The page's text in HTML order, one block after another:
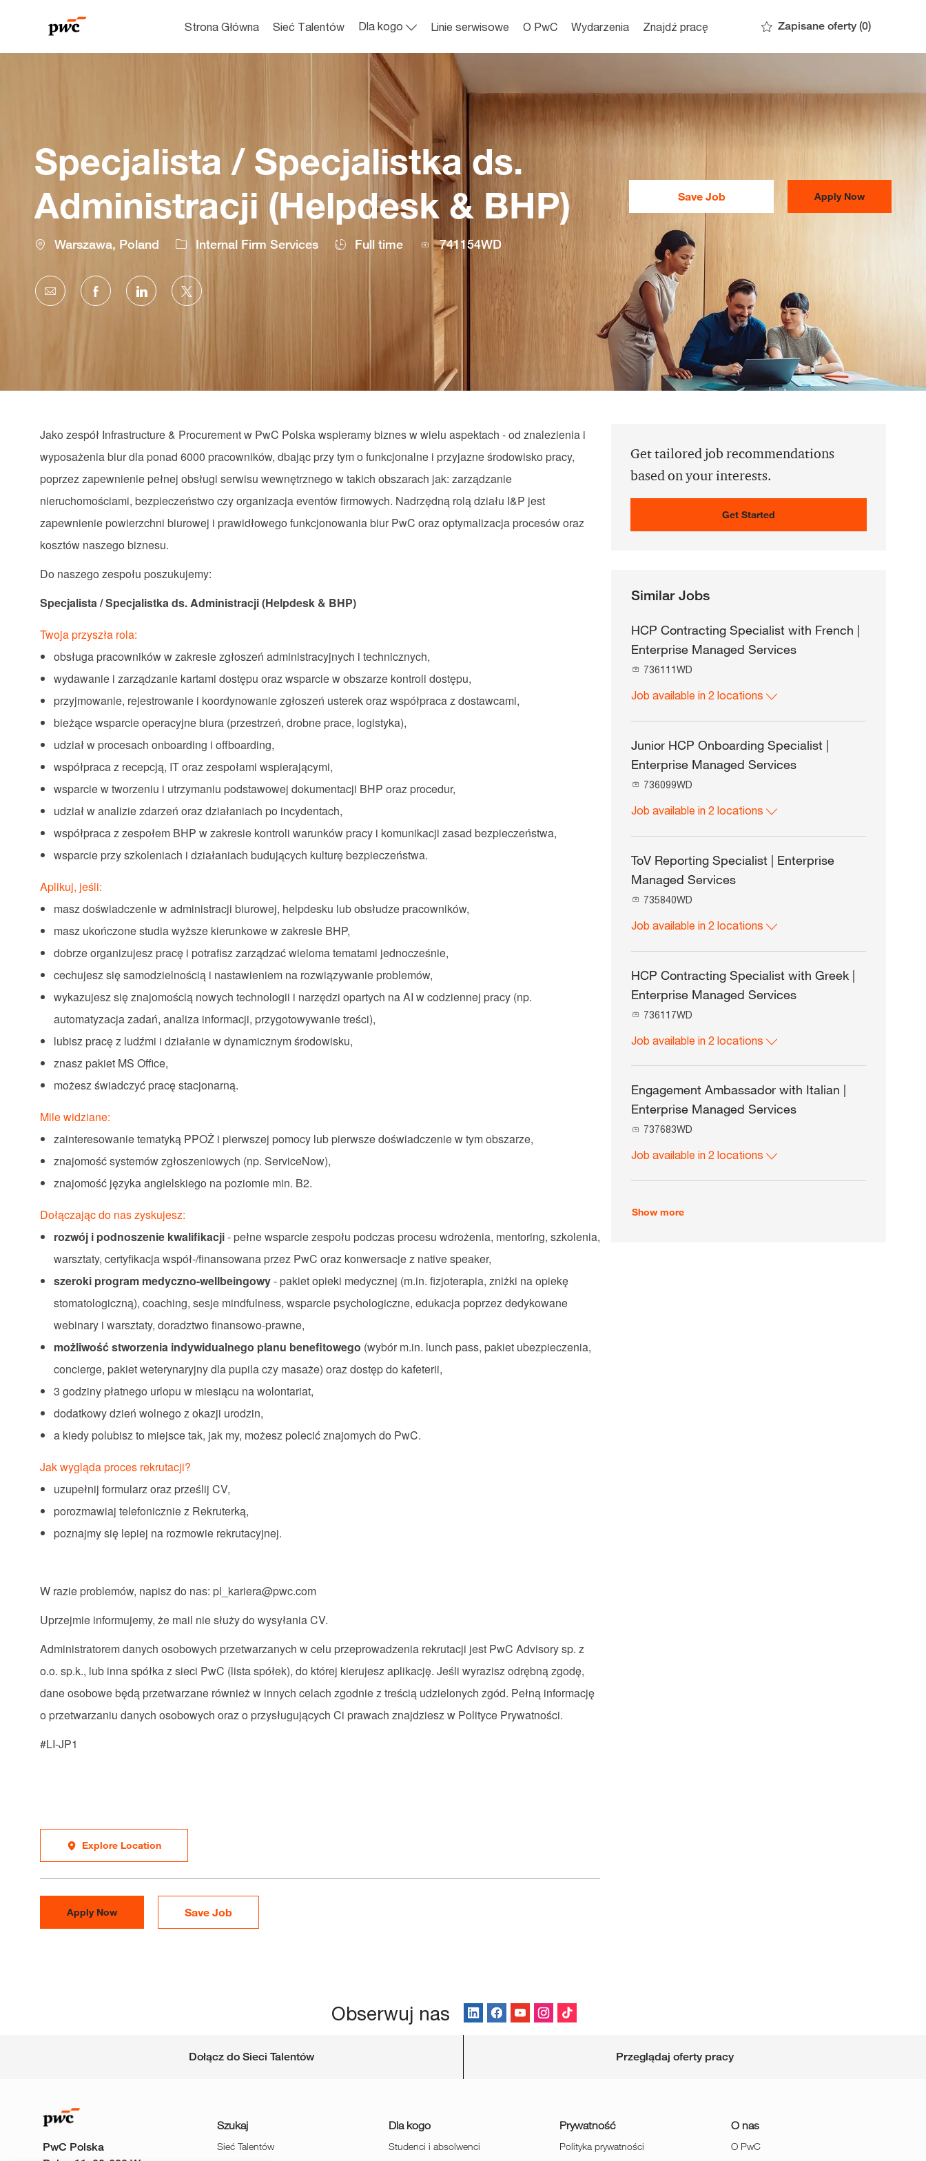
Strona Główna Sieć Talentów Dla kogo Linie serwisowe O PwC Wydarzenia Znajdź pracę Zapisane oferty (0)
Specjalista / Specjalistka ds.
Administracji (Helpdesk & BHP)
Location
Warszawa, Poland Internal Firm Services Full time
Job741154WD
Save Job Apply Now
Share
Share
Share
Share
Jako zespół Infrastructure & Procurement w PwC Polska wspieramy biznes w wielu aspektach - od znalezienia i
wyposażenia biur dla ponad 6000 pracowników, dbając przy tym o funkcjonalne i przyjazne środowisko pracy,
poprzez zapewnienie pełnej obsługi serwisu wewnętrznego w takich obszarach jak: zarządzanie
nieruchomościami, bezpieczeństwo czy organizacja eventów firmowych. Nadrzędną rolą działu I&P jest
zapewnienie powierzchni biurowej i prawidłowego funkcjonowania biur PwC oraz optymalizacja procesów oraz
kosztów naszego biznesu.
Do naszego zespołu poszukujemy:
Specjalista / Specjalistka ds. Administracji (Helpdesk & BHP)
Twoja przyszła rola:
obsługa pracowników w zakresie zgłoszeń administracyjnych i technicznych,
wydawanie i zarządzanie kartami dostępu oraz wsparcie w obszarze kontroli dostępu,
przyjmowanie, rejestrowanie i koordynowanie zgłoszeń usterek oraz współpraca z dostawcami,
bieżące wsparcie operacyjne biura (przestrzeń, drobne prace, logistyka),
udział w procesach onboarding i offboarding,
współpraca z recepcją, IT oraz zespołami wspierającymi,
wsparcie w tworzeniu i utrzymaniu podstawowej dokumentacji BHP oraz procedur,
udział w analizie zdarzeń oraz działaniach po incydentach,
współpraca z zespołem BHP w zakresie kontroli warunków pracy i komunikacji zasad bezpieczeństwa,
wsparcie przy szkoleniach i działaniach budujących kulturę bezpieczeństwa.
Aplikuj, jeśli:
masz doświadczenie w administracji biurowej, helpdesku lub obsłudze pracowników,
masz ukończone studia wyższe kierunkowe w zakresie BHP,
dobrze organizujesz pracę i potrafisz zarządzać wieloma tematami jednocześnie,
cechujesz się samodzielnością i nastawieniem na rozwiązywanie problemów,
wykazujesz się znajomością nowych technologii i narzędzi opartych na AI w codziennej pracy (np.
automatyzacja zadań, analiza informacji, przygotowywanie treści),
lubisz pracę z ludźmi i działanie w dynamicznym środowisku,
znasz pakiet MS Office,
możesz świadczyć pracę stacjonarną.
Mile widziane:
zainteresowanie tematyką PPOŻ i pierwszej pomocy lub pierwsze doświadczenie w tym obszarze,
znajomość systemów zgłoszeniowych (np. ServiceNow),
znajomość języka angielskiego na poziomie min. B2.
Dołączając do nas zyskujesz:
rozwój i podnoszenie kwalifikacji- pełne wsparcie zespołu podczas procesu wdrożenia, mentoring, szkolenia,
warsztaty, certyfikacja współ-/finansowana przez PwC oraz konwersacje z native speaker,
szeroki program medyczno-wellbeingowy- pakiet opieki medycznej (m.in. fizjoterapia, zniżki na opiekę
stomatologiczną), coaching, sesje mindfulness, wsparcie psychologiczne, edukacja poprzez dedykowane
webinary i warsztaty, doradztwo finansowo-prawne,
możliwość stworzenia indywidualnego planu benefitowego (wybór m.in. lunch pass, pakiet ubezpieczenia,
concierge, pakiet weterynaryjny dla pupila czy masaże) oraz dostęp do kafeterii,
3 godziny płatnego urlopu w miesiącu na wolontariat,
dodatkowy dzień wolnego z okazji urodzin,
a kiedy polubisz to miejsce tak, jak my, możesz polecić znajomych do PwC.
Jak wygląda proces rekrutacji?
uzupełnij formularz oraz prześlij CV,
porozmawiaj telefonicznie z Rekruterką,
poznajmy się lepiej na rozmowie rekrutacyjnej.
W razie problemów, napisz do nas: pl_kariera@pwc.com
Uprzejmie informujemy, że mail nie służy do wysyłania CV.
Administratorem danych osobowych przetwarzanych w celu przeprowadzenia rekrutacji jest PwC Advisory sp. z
o.o. sp.k., lub inna spółka z sieci PwC (lista spółek), do której kierujesz aplikację. Jeśli wyrazisz odrębną zgodę,
dane osobowe będą przetwarzane również w innych celach zgodnie z treścią udzielonych zgód. Pełną informację
o przetwarzaniu danych osobowych oraz o przysługujących Ci prawach znajdziesz w Polityce Prywatności.
#LI-JP1
Explore Location
Apply Now Save Job
Get tailored job recommendations
based on your interests.
Get Started
Similar Jobs
HCP Contracting Specialist with French |
Enterprise Managed Services
J
b
d
736111WD
Job available in 2 locations
Junior HCP Onboarding Specialist |
Enterprise Managed Services
J
b
d
736099WD
Job available in 2 locations
ToV Reporting Specialist | Enterprise
Managed Services
J
b
d
735840WD
Job available in 2 locations
HCP Contracting Specialist with Greek |
Enterprise Managed Services
J
b
d
736117WD
Job available in 2 locations
Engagement Ambassador with Italian |
Enterprise Managed Services
J
b
d
737683WD
Job available in 2 locations
Show more
Obserwuj nas
Dołącz do Sieci Talentów Przeglądaj oferty pracy
PwC Polska
Szukaj
Sieć Talentów
Dla kogo
Studenci i absolwenci
Prywatność
Polityka prywatności
O nas
O PwC